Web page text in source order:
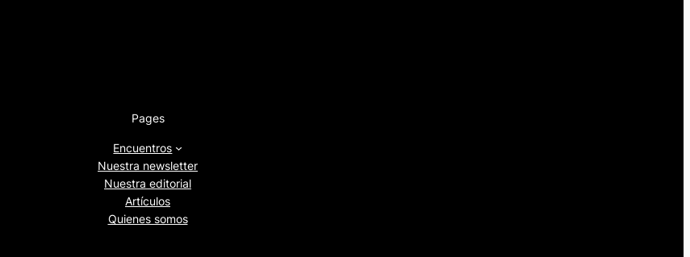
Pages
Encuentros
Nuestra newsletter
Nuestra editorial
Artículos
Quienes somos